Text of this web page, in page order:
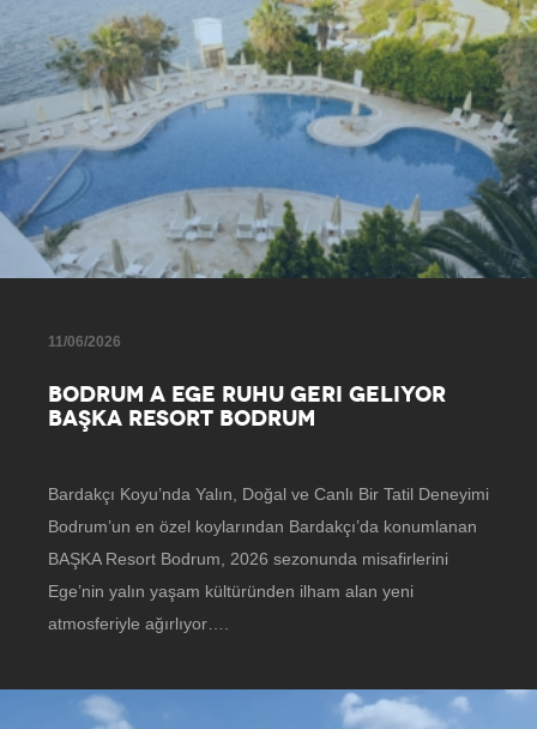
11/06/2026
BODRUM A EGE RUHU GERI GELIYOR
BAŞKA RESORT BODRUM
Bardakçı Koyu’nda Yalın, Doğal ve Canlı Bir Tatil Deneyimi
Bodrum’un en özel koylarından Bardakçı’da konumlanan
BAŞKA Resort Bodrum, 2026 sezonunda misafirlerini
Ege’nin yalın yaşam kültüründen ilham alan yeni
atmosferiyle ağırlıyor….